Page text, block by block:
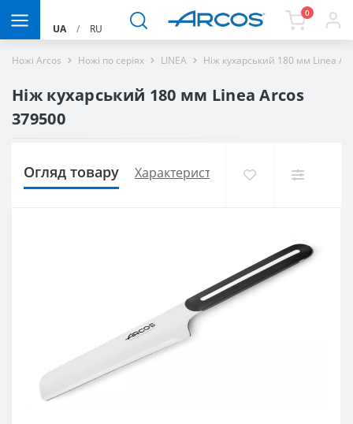
UA / RU
0
Ножі Arcos Ножі по серіях LINEA Ніж кухарський 180 мм Linea
Ніж кухарський 180 мм Linea Arcos
379500
Огляд товару Характеристики Доставка і